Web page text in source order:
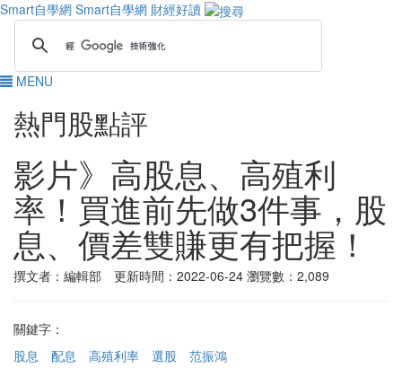
Smart自學網 Smart自學網 財經好讀
MENU
熱門股點評
影片》高股息、高殖利
率！買進前先做3件事，股
息、價差雙賺更有把握！
撰文者：編輯部 更新時間：2022-06-24 瀏覽數：2,089
關鍵字：
股息
配息 高殖利率 選股 范振鴻